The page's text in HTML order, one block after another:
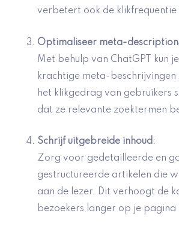
verbetert ook de klikfrequentie
Optimaliseer meta-
Met behulp van ChatGPT kun
krachtige meta-beschrijvingen
het klikgedrag van gebruikers
dat ze relevante zoektermen
Schrijf uitgebreide inhoud :
Zorg voor gedetailleerde en
gestructureerde artikelen die
aan de lezer. Dit verhoogt de
bezoekers langer op je pagina